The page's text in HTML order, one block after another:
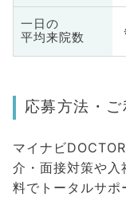
一日の
平均来院数
応募方法・
マイナビ
介・面接対策や
料でトータルサポ